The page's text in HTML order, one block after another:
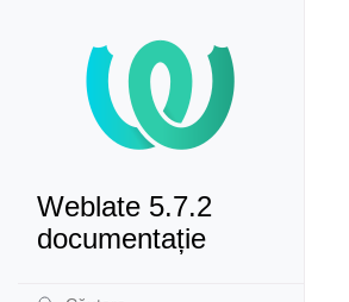
Weblate 5.7.2
documentație